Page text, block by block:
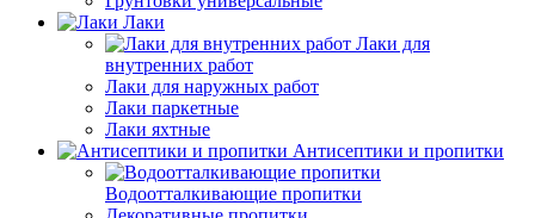
Лаки
Лаки для
внутренних работ
Лаки для наружных работ
Лаки паркетные
Лаки яхтные
Антисептики и пропитки
Водоотталкивающие пропитки